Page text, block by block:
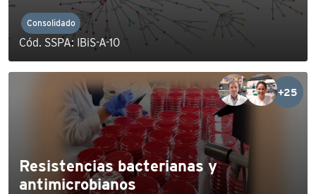
Consolidado
Cód. SSPA: IBiS-A-10
+25
Resistencias bacterianas y
antimicrobianos